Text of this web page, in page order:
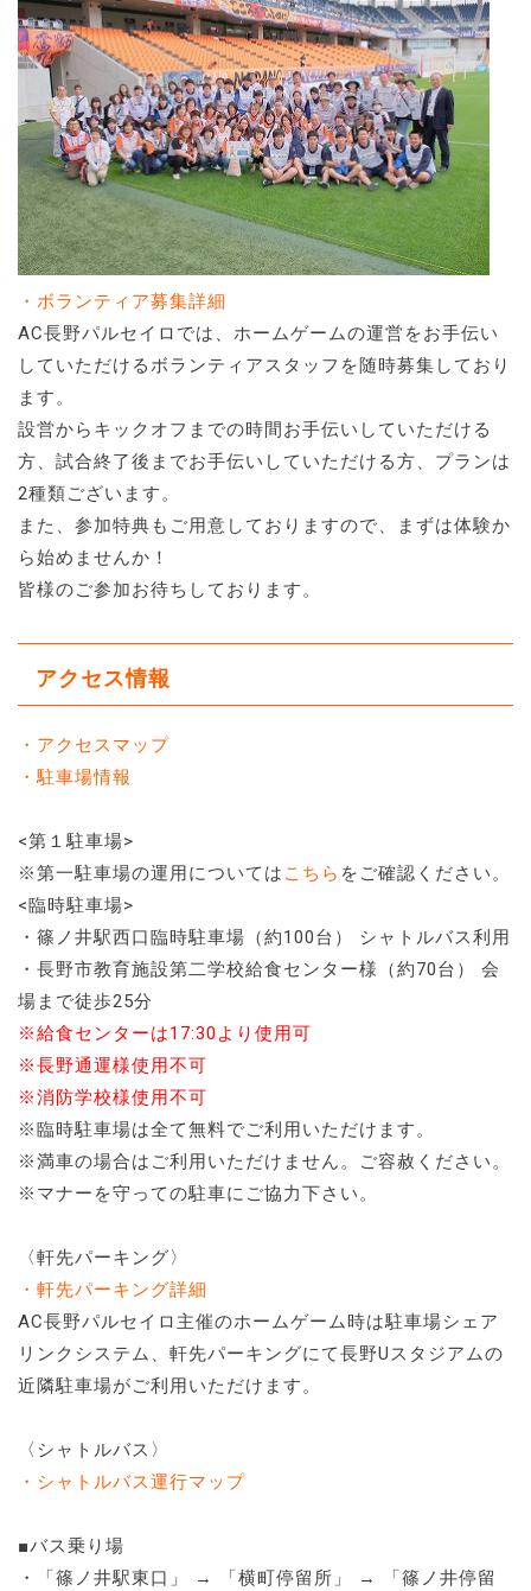
・ボランティア募集詳細
AC長野パルセイロでは、ホームゲームの運営をお手伝い
していただけるボランティアスタッフを随時募集しており
ます。
設営からキックオフまでの時間お手伝いしていただける
方、試合終了後までお手伝いしていただける方、プランは
2種類ございます。
また、参加特典もご用意しておりますので、まずは体験か
ら始めませんか！
皆様のご参加お待ちしております。
アクセス情報
・アクセスマップ
・駐車場情報
<第１駐車場>
※第一駐車場の運用については こちら をご確認ください。
<臨時駐車場>
・篠ノ井駅西口臨時駐車場（約100台） シャトルバス利用
・長野市教育施設第二学校給食センター様（約70台） 会
場まで徒歩25分
※給食センターは17:30より使用可
※長野通運様使用不可
※消防学校様使用不可
※臨時駐車場は全て無料でご利用いただけます。
※満車の場合はご利用いただけません。ご容赦ください。
※マナーを守っての駐車にご協力下さい。
〈軒先パーキング〉
・軒先パーキング詳細
AC長野パルセイロ主催のホームゲーム時は駐車場シェア
リンクシステム、軒先パーキングにて長野Uスタジアムの
近隣駐車場がご利用いただけます。
〈シャトルバス〉
・シャトルバス運行マップ
■バス乗り場
・「篠ノ井駅東口」 → 「横町停留所」 → 「篠ノ井停留